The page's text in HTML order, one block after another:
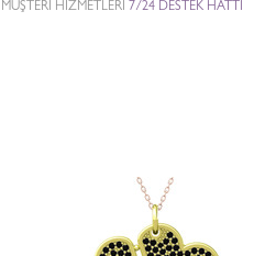
MÜŞTERİ HİZMETLERİ 7/24 DESTEK HATTI